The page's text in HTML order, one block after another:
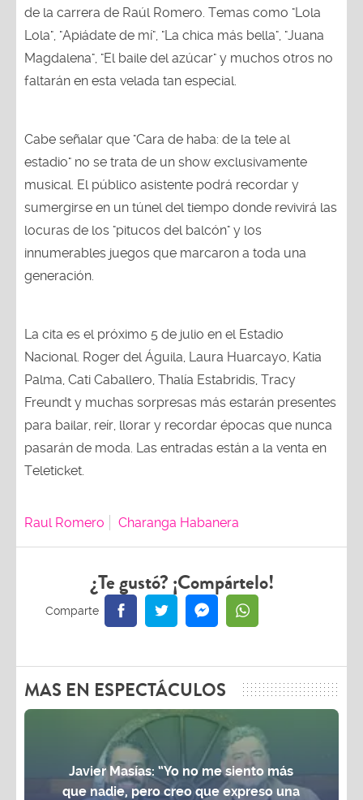
de la carrera de Raúl Romero. Temas como "Lola
Lola", "Apiádate de mí", "La chica más bella", "Juana
Magdalena", "El baile del azúcar" y muchos otros no
faltarán en esta velada tan especial.
Cabe señalar que "Cara de haba: de la tele al
estadio" no se trata de un show exclusivamente
musical. El público asistente podrá recordar y
sumergirse en un túnel del tiempo donde revivirá las
locuras de los "pitucos del balcón" y los
innumerables juegos que marcaron a toda una
generación.
La cita es el próximo 5 de julio en el Estadio
Nacional. Roger del Águila, Laura Huarcayo, Katia
Palma, Cati Caballero, Thalía Estabridis, Tracy
Freundt y muchas sorpresas más estarán presentes
para bailar, reír, llorar y recordar épocas que nunca
pasarán de moda. Las entradas están a la venta en
Teleticket.
Raul Romero Charanga Habanera
¿Te gustó? ¡Compártelo!
MAS EN ESPECTÁCULOS
Javier Masías: “Yo no me siento más
que nadie, pero creo que expreso una